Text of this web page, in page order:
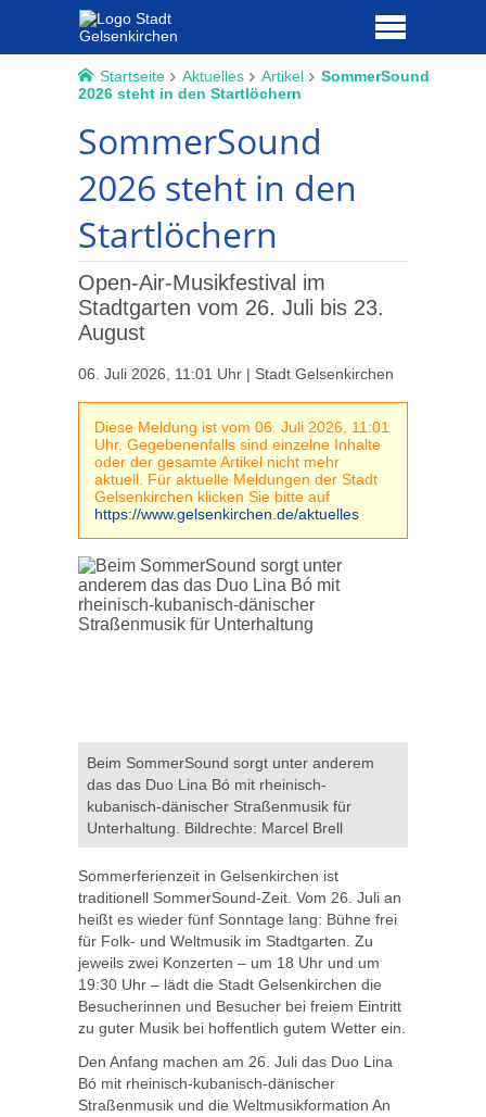
Startseite Aktuelles Artikel
SommerSound
2026 steht in den Startlöchern
SommerSound
2026 steht in den
Startlöchern
Open-Air-Musikfestival im
Stadtgarten vom 26. Juli bis 23.
August
06. Juli 2026, 11:01 Uhr | Stadt Gelsenkirchen
Diese Meldung ist vom 06. Juli 2026, 11:01
Uhr. Gegebenenfalls sind einzelne Inhalte
oder der gesamte Artikel nicht mehr
aktuell. Für aktuelle Meldungen der Stadt
Gelsenkirchen klicken Sie bitte auf
https://www.gelsenkirchen.de/aktuelles
Beim SommerSound sorgt unter anderem
das das Duo Lina Bó mit rheinisch-
kubanisch-dänischer Straßenmusik für
Unterhaltung. Bildrechte: Marcel Brell
Sommerferienzeit in Gelsenkirchen ist
traditionell SommerSound-Zeit. Vom 26. Juli an
heißt es wieder fünf Sonntage lang: Bühne frei
für Folk- und Weltmusik im Stadtgarten. Zu
jeweils zwei Konzerten – um 18 Uhr und um
19:30 Uhr – lädt die Stadt Gelsenkirchen die
Besucherinnen und Besucher bei freiem Eintritt
zu guter Musik bei hoffentlich gutem Wetter ein.
Den Anfang machen am 26. Juli das Duo Lina
Bó mit rheinisch-kubanisch-dänischer
Straßenmusik und die Weltmusikformation An